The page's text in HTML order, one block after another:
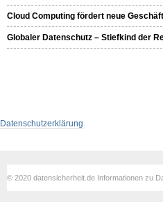
Cloud Computing fördert neue
Globaler Datenschutz – Stiefkind der
Datenschutzerklärung
© 2020 datensicherheit.de Informationen zu